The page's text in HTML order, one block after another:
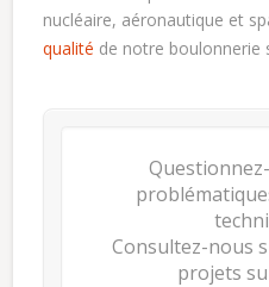
nucléaire, aéronautique et
qualité de notre boulonnerie
Consultez-nous
projets